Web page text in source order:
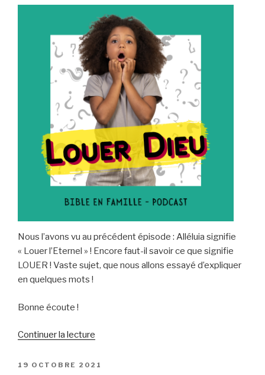
Nous l’avons vu au précédent épisode : Alléluia signifie
« Louer l’Eternel » ! Encore faut-il savoir ce que signifie
LOUER ! Vaste sujet, que nous allons essayé d’expliquer
en quelques mots !
Bonne écoute !
Continuer la lecture
Dieu »
PUBLIÉ
19 OCTOBRE 2021